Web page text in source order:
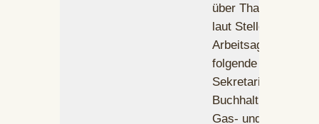
über Thaumaturgie
laut Stellenprofil
Arbeitsagentur
folgende
Sekretariat,
Gas- und